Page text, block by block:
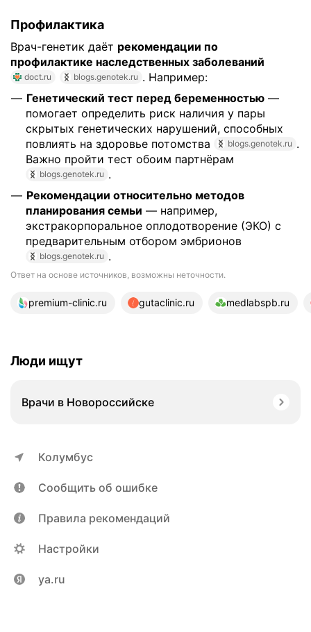
Профилактика
Врач-генетик даёт рекомендации по
профилактике наследственных заболеваний
doct.ru blogs.genotek.ru . Например:
Генетический тест перед беременностью —
помогает определить риск наличия у пары
скрытых генетических нарушений, способных
повлиять на здоровье потомства
blogs.genotek.ru .
Важно пройти тест обоим партнёрам
blogs.genotek.ru .
Рекомендации относительно методов
планирования семьи — например,
экстракорпоральное оплодотворение (ЭКО) с
предварительным отбором эмбрионов
blogs.genotek.ru .
Ответ на основе источников, возможны неточности.
19 источников
premium-clinic.ru gutaclinic.ru medlabspb.ru
Люди ищут
Врачи в Новороссийске
Колумбус
Сообщить об ошибке
Правила рекомендаций
Настройки
ya.ru